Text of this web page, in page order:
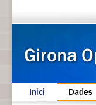
Inici Dades